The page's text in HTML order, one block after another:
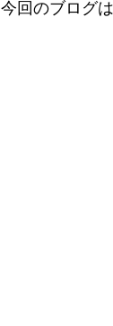
今回のブログ